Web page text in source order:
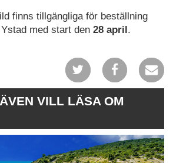
finns tillgängliga för beställning
med start den 28 april .
VILL LÄSA OM